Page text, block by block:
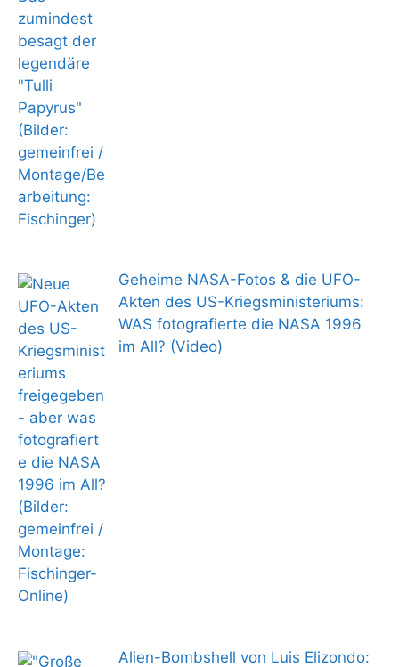
Geheime NASA-Fotos & die UFO-
Akten des US-Kriegsministeriums:
WAS fotografierte die NASA 1996
im All? (Video)
Alien-Bombshell von Luis Elizondo: